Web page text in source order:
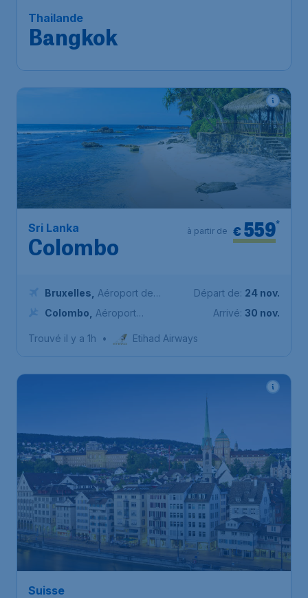
Bruxelles-National
Bangkok
Aéroport
Suvarnabhumi de Bangkok
Trouvé il y a 1h
Sri Lanka
Colombo
€559
à partir de
Bruxelles
Aéroport de
Bruxelles-National
Colombo
Aéroport
Départ de: 24 nov.
Arrivé: 30 nov.
Trouvé il y a 1h • Etihad Airways
Suisse